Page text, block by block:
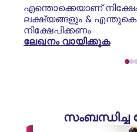
എന്തൊക്കെയാണ്
ലക്ഷ്യങ്ങളും &
നിക്ഷേപിക്കണം
ലേഖനം വായിക്കുക